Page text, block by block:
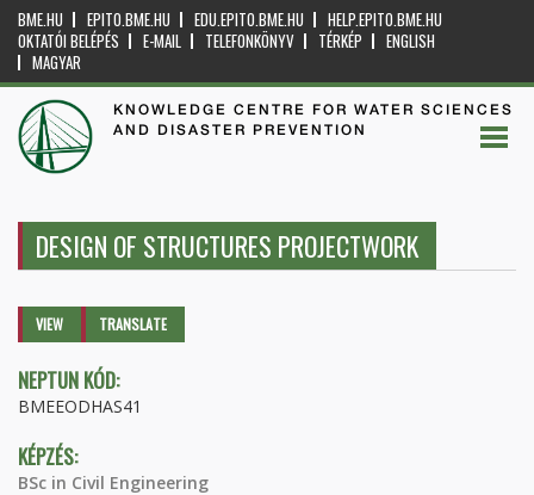
BME.HU EPITO.BME.HU EDU.EPITO.BME.HU
HELP.EPITO.BME.HU
OKTATÓI BELÉPÉS
E-MAIL TELEFONKÖNYV TÉRKÉP
ENGLISH
MAGYAR
KNOWLEDGE CENTRE FOR WATER SCIENCES
AND DISASTER PREVENTION
DESIGN OF STRUCTURES PROJECTWORK
Primary tabs
VIEW (ACTIVETRANSLATE
NEPTUN KÓD:
BMEEODHAS41
KÉPZÉS:
BSc in Civil Engineering